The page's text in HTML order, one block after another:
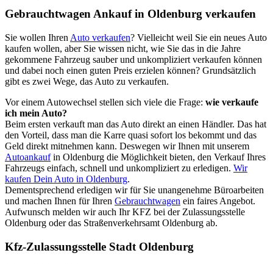
Gebrauchtwagen Ankauf in Oldenburg verkaufen
Sie wollen Ihren Auto verkaufen? Vielleicht weil Sie ein neues Auto
kaufen wollen, aber Sie wissen nicht, wie Sie das in die Jahre
gekommene Fahrzeug sauber und unkompliziert verkaufen können
und dabei noch einen guten Preis erzielen können? Grundsätzlich
gibt es zwei Wege, das Auto zu verkaufen.
Vor einem Autowechsel stellen sich viele die Frage: wie verkaufe
ich mein Auto?
Beim ersten verkauft man das Auto direkt an einen Händler. Das hat
den Vorteil, dass man die Karre quasi sofort los bekommt und das
Geld direkt mitnehmen kann. Deswegen wir Ihnen mit unserem
Autoankaufin Oldenburg die Möglichkeit bieten, den Verkauf Ihres
Fahrzeugs einfach, schnell und unkompliziert zu erledigen. Wir
kaufen Dein Auto in Oldenburg.
Dementsprechend erledigen wir für Sie unangenehme Büroarbeiten
und machen Ihnen für Ihren Gebrauchtwagen ein faires Angebot.
Aufwunsch melden wir auch Ihr KFZ bei der Zulassungsstelle
Oldenburg oder das Straßenverkehrsamt Oldenburg ab.
Kfz-Zulassungsstelle Stadt Oldenburg